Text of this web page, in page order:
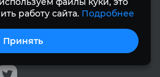
работу сайта. Подробнее
Принять